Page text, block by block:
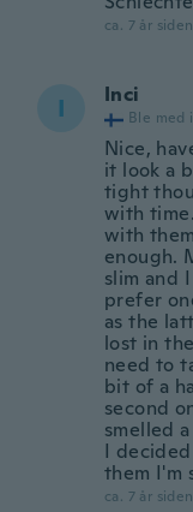
ca. 7 år siden
I Inci
Ble med
Nice,
it look a
tight
with
with
enough.
slim and
prefer
as the
lost in
need to
bit of a
second
smelled
I
them I'm
ca. 7 år siden